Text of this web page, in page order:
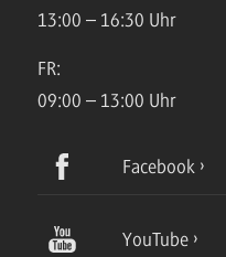
13:00 – 16:30 Uhr
FR:
09:00 – 13:00 Uhr
Facebook
YouTube